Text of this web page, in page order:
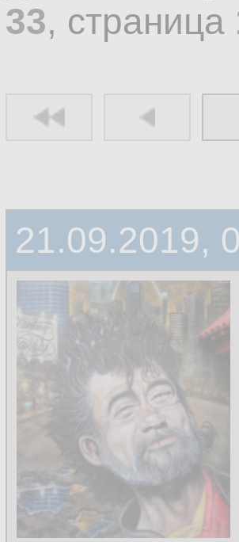
33, страница
21.09.2019,